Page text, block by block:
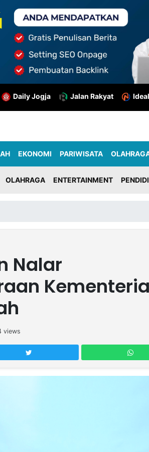
Daily Jogja Jalan Rakyat
EKONOMI PARIWISATA
OLAHRAGA ENTERTAINMENT
Nalar
views